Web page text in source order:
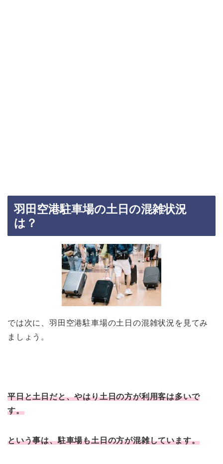
羽田空港駐車場の土日の混雑状況
は？
では次に、羽田空港駐車場の土日の混雑状況を見てみ
ましょう。
平日と土日だと、やはり土日の方が利用客は多いで
す。
という事は、駐車場も土日の方が混雑しています。